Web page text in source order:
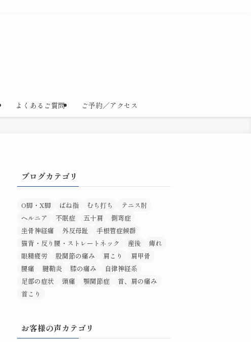
よくあるご質問 ご予約／アクセス
ブログカテゴリ
O脚・X脚 ばね指 むち打ち
テニス肘
ヘルニア
不眠症 五十肩
側弯症
坐骨神経痛
外反母趾
手根管症候群
猫背・反り腰・ストレートネック
産後
痺れ
眼精疲労
股関節の痛み 肩こり
肩甲骨
腰痛
腱鞘炎 膝の痛み
自律神経系
足部の症状
頭痛 顎関節症
首、肩の痛み
首こり
お客様の声カテゴリ